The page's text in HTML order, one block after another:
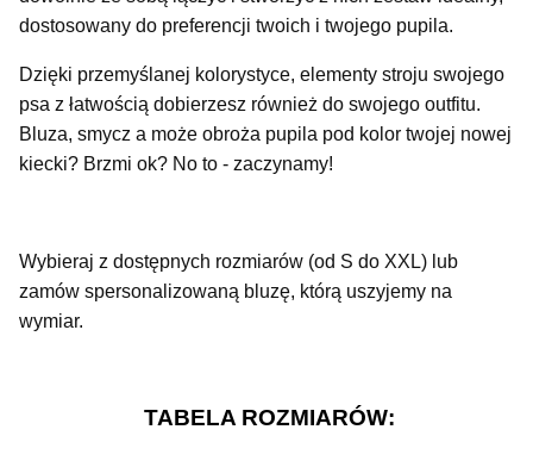
dostosowany do preferencji twoich i twojego pupila.
Dzięki przemyślanej kolorystyce, elementy stroju swojego
psa z łatwością dobierzesz również do swojego outfitu.
Bluza, smycz a może obroża pupila pod kolor twojej nowej
kiecki? Brzmi ok? No to - zaczynamy!
Wybieraj z dostępnych rozmiarów (od S do XXL) lub
zamów spersonalizowaną bluzę, którą uszyjemy na
wymiar.
TABELA ROZMIARÓW: